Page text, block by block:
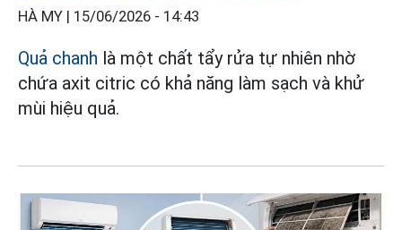
HÀ MY | 15/06/2026 - 14:43
Quả chanh là một chất tẩy rửa tự nhiên nhờ
chứa axit citric có khả năng làm sạch và khử
mùi hiệu quả.